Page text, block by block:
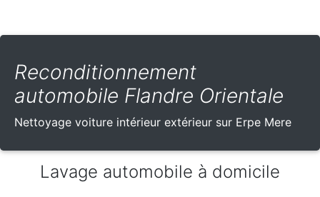
Reconditionnement
automobile Flandre Orientale
Nettoyage voiture intérieur extérieur sur Erpe Mere
Lavage automobile à domicile